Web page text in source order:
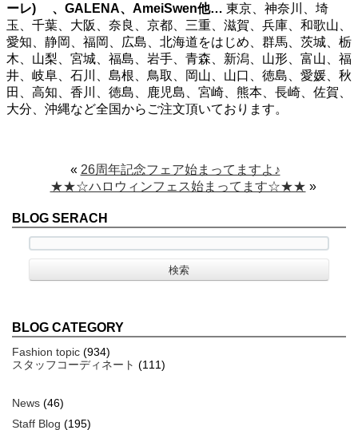
ーレ) 、GALENA、AmeiSwen他… 東京、神奈川、埼
玉、千葉、大阪、奈良、京都、三重、滋賀、兵庫、和歌山、
愛知、静岡、福岡、広島、北海道をはじめ、群馬、茨城、栃
木、山梨、宮城、福島、岩手、青森、新潟、山形、富山、福
井、岐阜、石川、島根、鳥取、岡山、山口、徳島、愛媛、秋
田、高知、香川、徳島、鹿児島、宮崎、熊本、長崎、佐賀、
大分、沖縄など全国からご注文頂いております。
« 26周年記念フェア始まってますよ♪
★★☆ハロウィンフェス始まってます☆★★ »
BLOG SERACH
BLOG CATEGORY
Fashion topic (934)
スタッフコーディネート (111)
News (46)
Staff Blog (195)